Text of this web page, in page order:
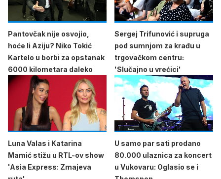
Pantovčak nije osvojio,
hoće li Aziju? Niko Tokić
Kartelo u borbi za opstanak
6000 kilometara daleko
Sergej Trifunović i supruga
pod sumnjom za krađu u
trgovačkom centru:
'Slučajno u vrećici'
Luna Valas i Katarina
Mamić stižu u RTL-ov show
'Asia Express: Zmajeva
U samo par sati prodano
80.000 ulaznica za koncert
u Vukovaru: Oglasio se i